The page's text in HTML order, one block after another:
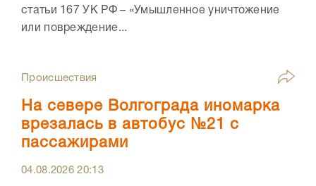
статьи 167 УК РФ – «Умышленное уничтожение
или повреждение...
Происшествия
На севере Волгограда иномарка
врезалась в автобус №21 с
пассажирами
04.08.202620:13